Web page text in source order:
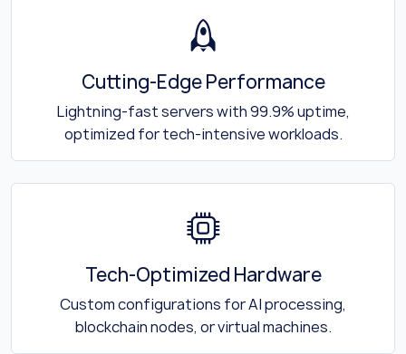
Cutting-Edge Performance
Lightning-fast servers with 99.9% uptime,
optimized for tech-intensive workloads.
Tech-Optimized Hardware
Custom configurations for AI processing,
blockchain nodes, or virtual machines.